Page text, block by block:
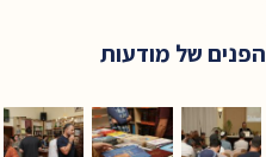
הפנים של מודעות